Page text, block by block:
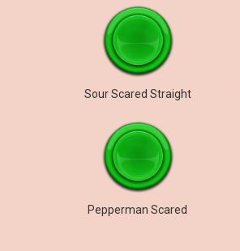
Sour Scared Straight
Pepperman Scared